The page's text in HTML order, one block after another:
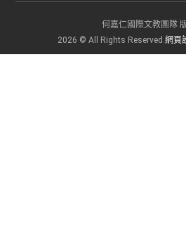
何嘉仁國際文教團隊
2026 © All Rights Reserved. 網頁